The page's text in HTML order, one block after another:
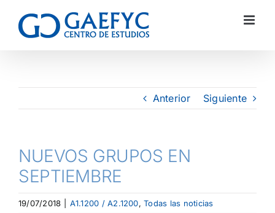
Anterior Siguiente
NUEVOS GRUPOS EN
SEPTIEMBRE
19/07/2018 A1.1200 / A2.1200,Todas las noticias